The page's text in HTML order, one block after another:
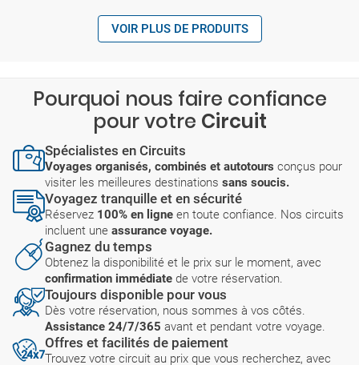
VOIR PLUS DE PRODUITS
Pourquoi nous faire confiance
pour votre Circuit
Spécialistes en Circuits
Voyages organisés, combinés et autotours conçus pour
visiter les meilleures destinations sans soucis.
Voyagez tranquille et en sécurité
Réservez 100% en ligne en toute confiance. Nos circuits
incluent une assurance voyage.
Gagnez du temps
Obtenez la disponibilité et le prix sur le moment, avec
confirmation immédiate de votre réservation.
Toujours disponible pour vous
Dès votre réservation, nous sommes à vos côtés.
Assistance 24/7/365 avant et pendant votre voyage.
Offres et facilités de paiement
Trouvez votre circuit au prix que vous recherchez, avec